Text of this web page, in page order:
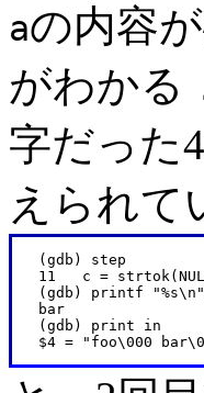
aの内容
がわかる
字だった
えられて
   (gdb) step
11   c =
(gdb) printf
   bar
   (gdb) print in